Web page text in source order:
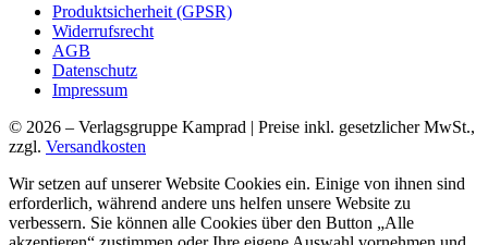
Produktsicherheit (GPSR)
Widerrufsrecht
AGB
Datenschutz
Impressum
© 2026 – Verlagsgruppe Kamprad | Preise inkl. gesetzlicher MwSt.,
zzgl. Versandkosten
Wir setzen auf unserer Website Cookies ein. Einige von ihnen sind
erforderlich, während andere uns helfen unsere Website zu
verbessern. Sie können alle Cookies über den Button „Alle